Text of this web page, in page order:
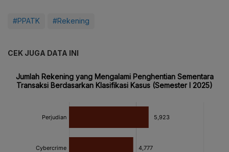
#PPATK #Rekening
CEK JUGA DATA INI